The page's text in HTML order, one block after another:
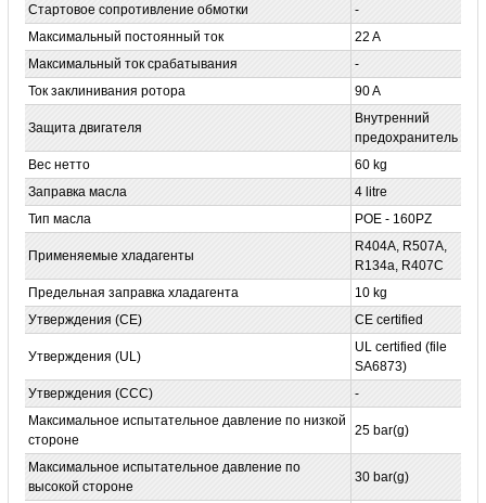
Стартовое сопротивление обмотки
-
Максимальный постоянный ток
22 A
Максимальный ток срабатывания
-
Ток заклинивания ротора
90 A
Защита двигателя
Внутренний
предохранитель
Вес нетто
60 kg
Заправка масла
4 litre
Тип масла
POE - 160PZ
Применяемые хладагенты
R404A, R507A,
R134a, R407C
Предельная заправка хладагента
10 kg
Утверждения (CE)
CE certified
Утверждения (UL)
UL certified (file
SA6873)
Утверждения (CCC)
-
Максимальное испытательное давление по низкой
стороне
25 bar(g)
Максимальное испытательное давление по
высокой стороне
30 bar(g)